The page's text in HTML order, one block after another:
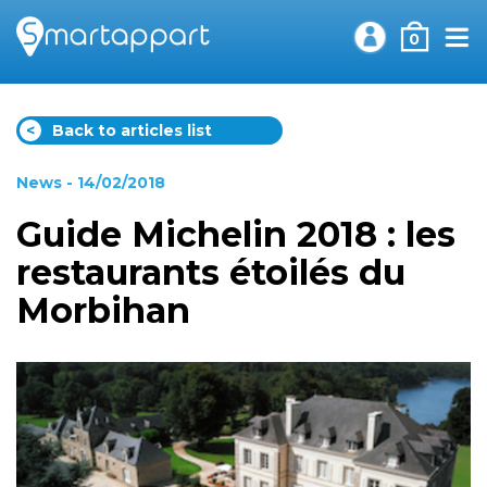
0
< Back to articles list
News - 14/02/2018
Guide Michelin 2018 : les
restaurants étoilés du
Morbihan